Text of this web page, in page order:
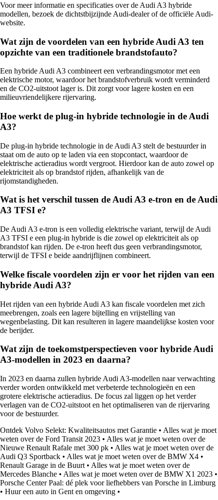
Voor meer informatie en specificaties over de Audi A3 hybride
modellen, bezoek de dichtstbijzijnde Audi-dealer of de officiële Audi-
website.
Wat zijn de voordelen van een hybride Audi A3 ten
opzichte van een traditionele brandstofauto?
Een hybride Audi A3 combineert een verbrandingsmotor met een
elektrische motor, waardoor het brandstofverbruik wordt verminderd
en de CO2-uitstoot lager is. Dit zorgt voor lagere kosten en een
milieuvriendelijkere rijervaring.
Hoe werkt de plug-in hybride technologie in de Audi
A3?
De plug-in hybride technologie in de Audi A3 stelt de bestuurder in
staat om de auto op te laden via een stopcontact, waardoor de
elektrische actieradius wordt vergroot. Hierdoor kan de auto zowel op
elektriciteit als op brandstof rijden, afhankelijk van de
rijomstandigheden.
Wat is het verschil tussen de Audi A3 e-tron en de Audi
A3 TFSI e?
De Audi A3 e-tron is een volledig elektrische variant, terwijl de Audi
A3 TFSI e een plug-in hybride is die zowel op elektriciteit als op
brandstof kan rijden. De e-tron heeft dus geen verbrandingsmotor,
terwijl de TFSI e beide aandrijflijnen combineert.
Welke fiscale voordelen zijn er voor het rijden van een
hybride Audi A3?
Het rijden van een hybride Audi A3 kan fiscale voordelen met zich
meebrengen, zoals een lagere bijtelling en vrijstelling van
wegenbelasting. Dit kan resulteren in lagere maandelijkse kosten voor
de berijder.
Wat zijn de toekomstperspectieven voor hybride Audi
A3-modellen in 2023 en daarna?
In 2023 en daarna zullen hybride Audi A3-modellen naar verwachting
verder worden ontwikkeld met verbeterde technologieën en een
grotere elektrische actieradius. De focus zal liggen op het verder
verlagen van de CO2-uitstoot en het optimaliseren van de rijervaring
voor de bestuurder.
Ontdek Volvo Selekt: Kwaliteitsautos met Garantie • Alles wat je moet
weten over de Ford Transit 2023 • Alles wat je moet weten over de
Nieuwe Renault Rafale met 300 pk • Alles wat je moet weten over de
Audi Q3 Sportback • Alles wat je moet weten over de BMW X4 •
Renault Garage in de Buurt • Alles wat je moet weten over de
Mercedes Blanche • Alles wat je moet weten over de BMW X1 2023 •
Porsche Center Paal: dé plek voor liefhebbers van Porsche in Limburg
• Huur een auto in Gent en omgeving •